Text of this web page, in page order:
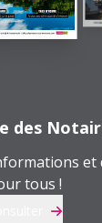
des
et
tous !